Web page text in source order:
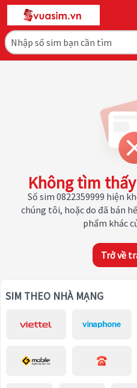
Không tìm
Số sim 0822359999 hiện
chúng tôi, hoặc do đã bán
phẩm khác
Trở về
SIM THEO NHÀ MẠNG